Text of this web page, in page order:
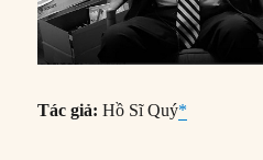
Tác giả:Hồ Sĩ Quý*